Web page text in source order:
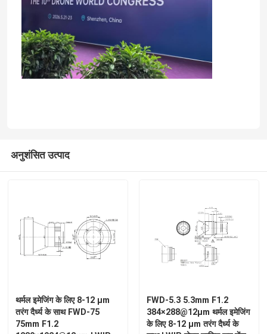
उत्पाद
विडियो
हमसे संपर्क करें
समाचार
एविएशन पार्ट्स
अनुशंसित उत्पाद
थर्मल इमेजिंग के लिए 8-12 μm
तरंग दैर्ध्य के साथ FWD-75
75mm F1.2
FWD-5.3 5.3mm F1.2
384×288@12μm थर्मल इमेजिंग
के लिए 8-12 μm तरंग दैर्ध्य के